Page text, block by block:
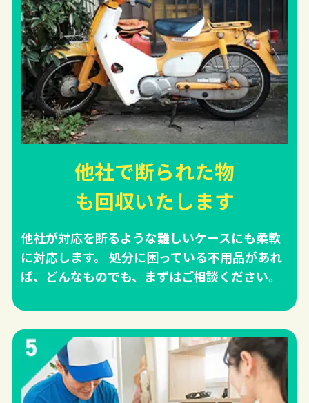
他社で断られた物
も回収いたします
他社が対応を断るような難しいケースにも柔軟
に対応します。 処分に困っている不用品があれ
ば、どんなものでも、まずはご相談ください。